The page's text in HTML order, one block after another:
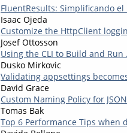
FluentResults: Simplificando
Isaac Ojeda
Customize the HttpClient
Josef Ottosson
Using the CLI to Build and Run
Dusko Mirkovic
Validating appsettings
David Grace
Custom Naming Policy for
Tomas Bak
Top 6 Performance Tips when